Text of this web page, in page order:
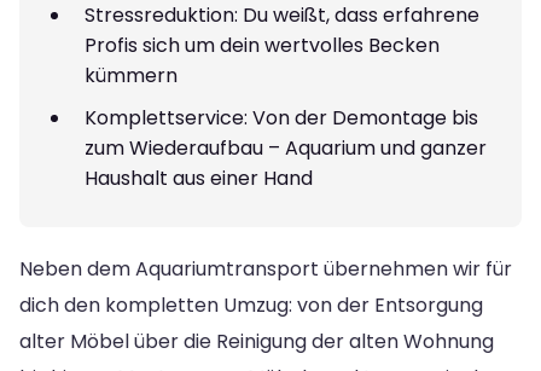
Stressreduktion: Du weißt, dass erfahrene
Profis sich um dein wertvolles Becken
kümmern
Komplettservice: Von der Demontage bis
zum Wiederaufbau – Aquarium und ganzer
Haushalt aus einer Hand
Neben dem Aquariumtransport übernehmen wir für
dich den kompletten Umzug: von der Entsorgung
alter Möbel über die Reinigung der alten Wohnung